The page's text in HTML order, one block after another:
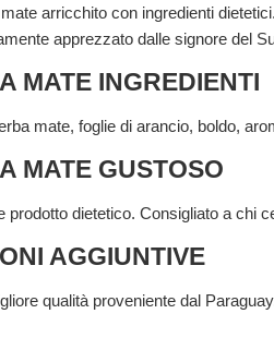
arricchito con ingredienti
apprezzato dalle signore del
MATE INGREDIENTI
mate, foglie di arancio, boldo,
MATE GUSTOSO
prodotto dietetico. Consigliato a chi
AGGIUNTIVE
qualità proveniente dal